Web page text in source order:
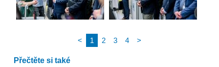
< 1 2 3 4 >
Přečtěte si také